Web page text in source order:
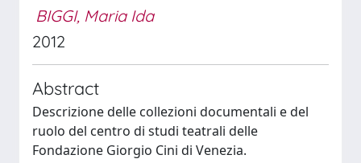
BIGGI, Maria Ida
2012
Abstract
Descrizione delle collezioni documentali e del
ruolo del centro di studi teatrali delle
Fondazione Giorgio Cini di Venezia.